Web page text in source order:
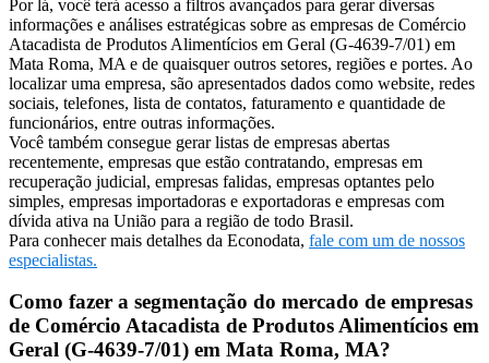
Por lá, você terá acesso a filtros avançados para gerar diversas
informações e análises estratégicas sobre as empresas de Comércio
Atacadista de Produtos Alimentícios em Geral (G-4639-7/01) em
Mata Roma, MA e de quaisquer outros setores, regiões e portes. Ao
localizar uma empresa, são apresentados dados como website, redes
sociais, telefones, lista de contatos, faturamento e quantidade de
funcionários, entre outras informações.
Você também consegue gerar listas de empresas abertas
recentemente, empresas que estão contratando, empresas em
recuperação judicial, empresas falidas, empresas optantes pelo
simples, empresas importadoras e exportadoras e empresas com
dívida ativa na União para a região de todo Brasil.
Para conhecer mais detalhes da Econodata, fale com um de nossos
especialistas.
Como fazer a segmentação do mercado de empresas
de Comércio Atacadista de Produtos Alimentícios em
Geral (G-4639-7/01) em Mata Roma, MA?